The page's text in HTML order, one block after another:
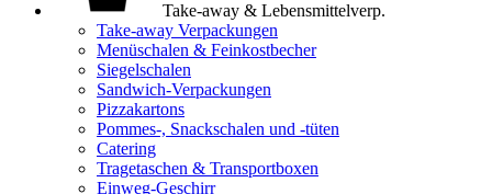
Take-away & Lebensmittelverp.
Take-away Verpackungen
Menüschalen & Feinkostbecher
Siegelschalen
Sandwich-Verpackungen
Pizzakartons
Pommes-, Snackschalen und -tüten
Catering
Tragetaschen & Transportboxen
Einweg-Geschirr